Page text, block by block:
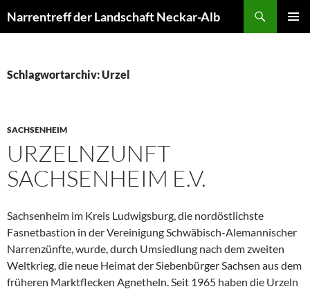
Inhalt
Narrentreff der Landschaft Neckar-Alb
Schlagwortarchiv: Urzel
SACHSENHEIM
URZELNZUNFT
SACHSENHEIM E.V.
Sachsenheim im Kreis Ludwigsburg, die nordöstlichste
Fasnetbastion in der Vereinigung Schwäbisch-Alemannischer
Narrenzünfte, wurde, durch Umsiedlung nach dem zweiten
Weltkrieg, die neue Heimat der Siebenbürger Sachsen aus dem
früheren Marktflecken Agnetheln. Seit 1965 haben die Urzeln